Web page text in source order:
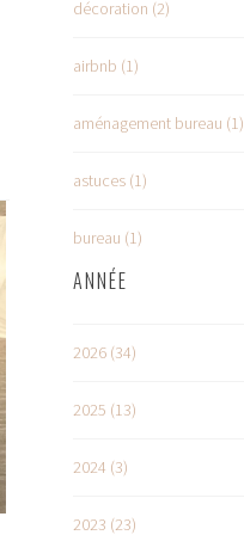
décoration (2)
airbnb (1)
aménagement bureau (1)
astuces (1)
bureau (1)
ANNÉE
2026 (34)
2025 (13)
2024 (3)
2023 (23)